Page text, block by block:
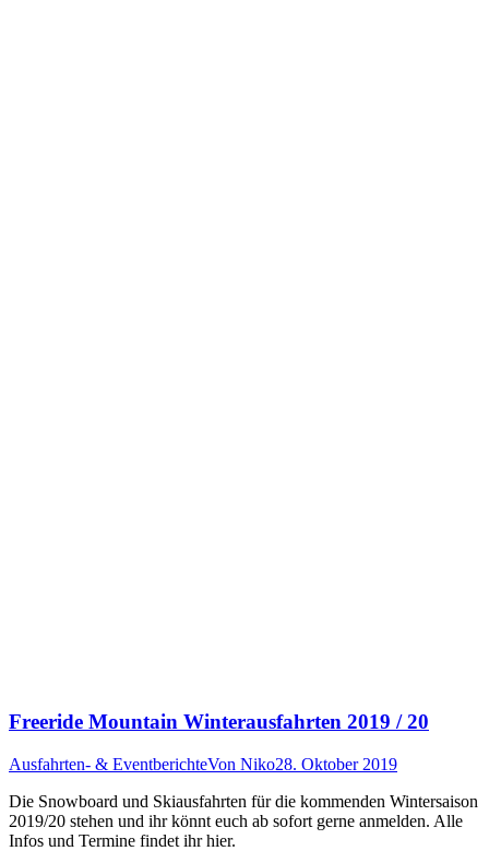
Freeride Mountain Winterausfahrten 2019 / 20
Ausfahrten- & EventberichteVon Niko28. Oktober 2019
Die Snowboard und Skiausfahrten für die kommenden Wintersaison
2019/20 stehen und ihr könnt euch ab sofort gerne anmelden. Alle
Infos und Termine findet ihr hier.